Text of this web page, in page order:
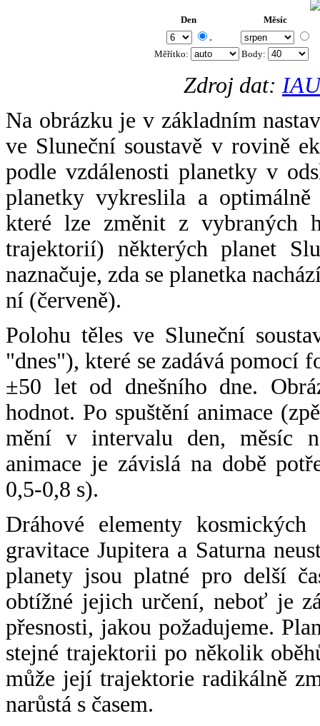
Den Měsíc
.
Měřítko: Body:
Zdroj dat:
Na obrázku je v základním
ve Sluneční soustavě v rovině
podle vzdálenosti planetky v
planetky vykreslila a
které lze změnit z vybraných
trajektorií) některých planet
naznačuje, zda se planetka
ní (červeně).
Polohu těles ve Sluneční
"dnes"), které se zadává pomocí
±50 let od dnešního dne.
hodnot. Po spuštění animace
mění v intervalu den, měsíc
animace je závislá na době
0,5-0,8 s).
Dráhové elementy
gravitace Jupitera a Saturna
planety jsou platné pro delší
obtížné jejich určení, neboť je
přesnosti, jakou požadujeme.
stejné trajektorii po několik
může její trajektorie radikálně
narůstá s časem.